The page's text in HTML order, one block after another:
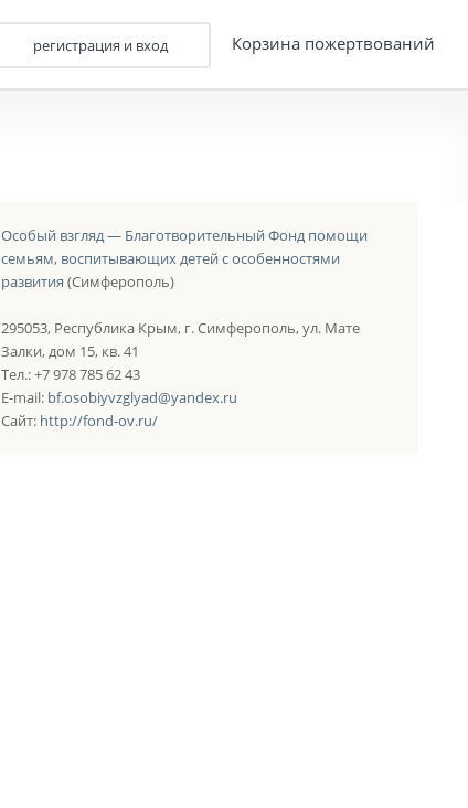
регистрация и вход Корзина пожертвований
Особый взгляд — Благотворительный Фонд помощи
семьям, воспитывающих детей с особенностями
развития (Симферополь)
295053, Республика Крым, г. Симферополь, ул. Мате
Залки, дом 15, кв. 41
Тел.: +7 978 785 62 43
E-mail: bf.osobiyvzglyad@yandex.ru
Сайт: http://fond-ov.ru/